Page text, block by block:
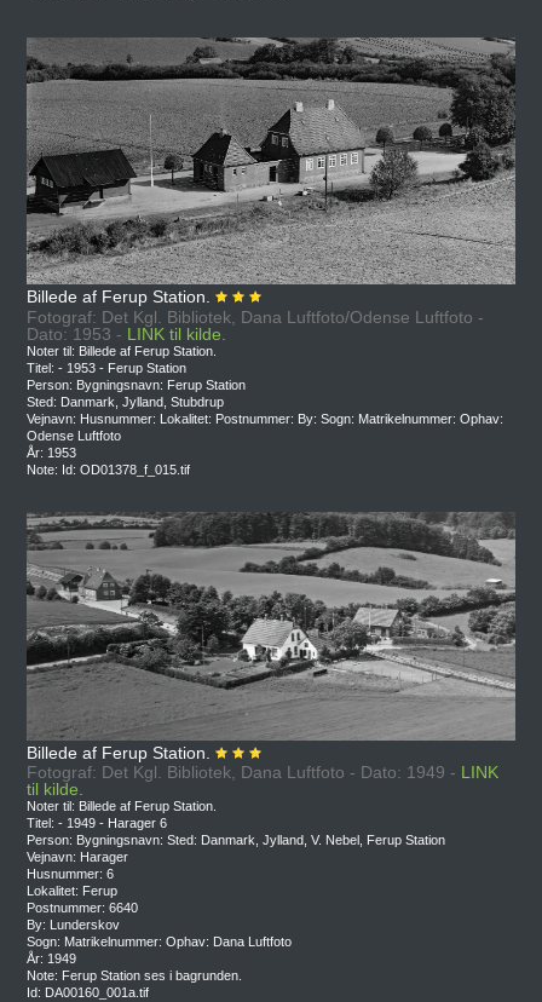
Billede af Ferup Station.
Fotograf: Det Kgl. Bibliotek, Dana Luftfoto/Odense Luftfoto -
Dato: 1953 - LINK til kilde.
Noter til: Billede af Ferup Station.
Titel: - 1953 - Ferup Station
Person: Bygningsnavn: Ferup Station
Sted: Danmark, Jylland, Stubdrup
Vejnavn: Husnummer: Lokalitet: Postnummer: By: Sogn: Matrikelnummer: Ophav:
Odense Luftfoto
År: 1953
Note: Id: OD01378_f_015.tif
Billede af Ferup Station.
Fotograf: Det Kgl. Bibliotek, Dana Luftfoto - Dato: 1949 - LINK
til kilde.
Noter til: Billede af Ferup Station.
Titel: - 1949 - Harager 6
Person: Bygningsnavn: Sted: Danmark, Jylland, V. Nebel, Ferup Station
Vejnavn: Harager
Husnummer: 6
Lokalitet: Ferup
Postnummer: 6640
By: Lunderskov
Sogn: Matrikelnummer: Ophav: Dana Luftfoto
År: 1949
Note: Ferup Station ses i bagrunden.
Id: DA00160_001a.tif